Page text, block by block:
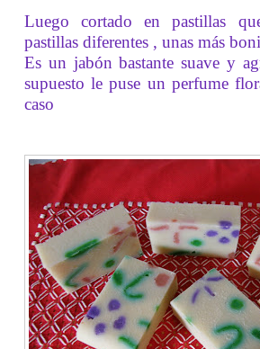
Luego cortado en pastillas
pastillas diferentes , unas más
Es un jabón bastante suave y
supuesto le puse un perfume
caso